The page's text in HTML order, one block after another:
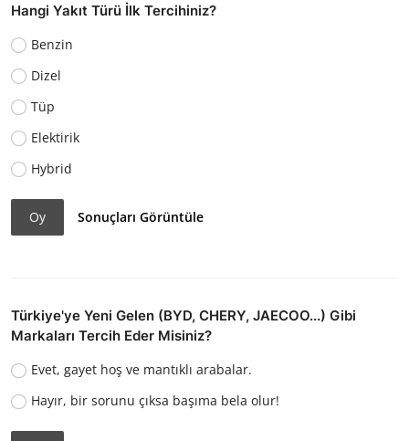
Hangi Yakıt Türü İlk Tercihiniz?
Benzin
Dizel
Tüp
Elektirik
Hybrid
Oy Sonuçları Görüntüle
Türkiye'ye Yeni Gelen (BYD, CHERY, JAECOO...) Gibi
Markaları Tercih Eder Misiniz?
Evet, gayet hoş ve mantıklı arabalar.
Hayır, bir sorunu çıksa başıma bela olur!